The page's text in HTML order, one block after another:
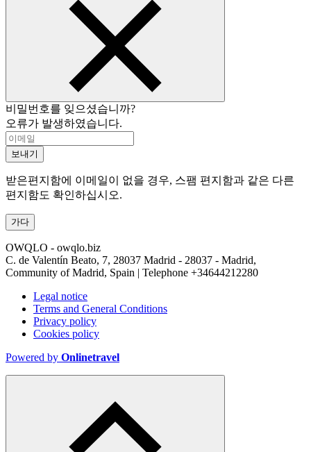
비밀번호를 잊으셨습니까?
오류가 발생하였습니다.
보내기
받은편지함에 이메일이 없을 경우, 스팸 편지함과 같은 다른
편지함도 확인하십시오.
가다
OWQLO - owqlo.biz
C. de Valentín Beato, 7, 28037 Madrid - 28037 - Madrid,
Community of Madrid, Spain | Telephone +34644212280
Legal notice
Terms and General Conditions
Privacy policy
Cookies policy
Powered by Onlinetravel